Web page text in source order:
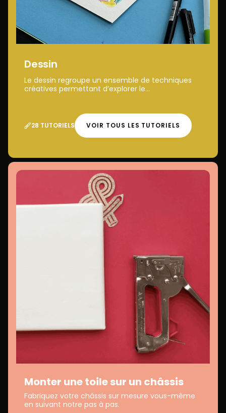
Dessin
Le dessin regroupe un ensemble de techniques
créatives permettant d’explorer le...
28 TUTORIELS VOIR TOUS LES TUTORIELS
Monter une toile sur un châssis
Fabriquez votre châssis sur mesure vous-même
en suivant notre pas à pas.